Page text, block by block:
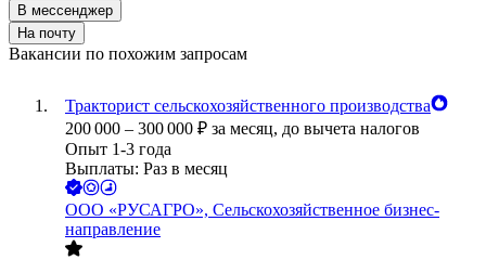
В мессенджер
На почту
Вакансии по похожим запросам
Тракторист сельскохозяйственного производства
200 000 – 300 000 ₽ за месяц, до вычета налогов
Опыт 1-3 года
Выплаты: Раз в месяц
ООО «РУСАГРО», Сельскохозяйственное бизнес-
направление